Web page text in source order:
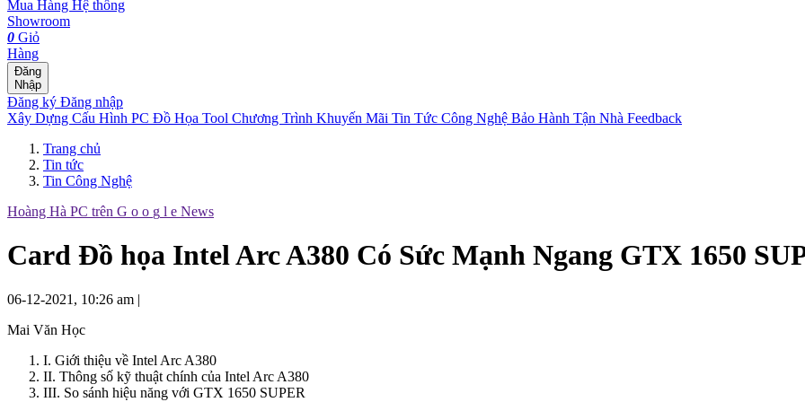
Mua Hàng Hệ thống
Showroom
0 Giỏ
Hàng
Đăng
Nhập
Đăng ký Đăng nhập
Xây Dựng Cấu Hình PC Đồ Họa Tool Chương Trình Khuyến Mãi Tin Tức Công Nghệ Bảo Hành Tận Nhà Feedback
Trang chủ
Tin tức
Tin Công Nghệ
Hoàng Hà PC trên G o o g l e News
Card Đồ họa Intel Arc A380 Có Sức Mạnh Ngang GTX 1650
06-12-2021, 10:26 am |
Mai Văn Học
I. Giới thiệu về Intel Arc A380
II. Thông số kỹ thuật chính của Intel Arc A380
III. So sánh hiệu năng với GTX 1650 SUPER